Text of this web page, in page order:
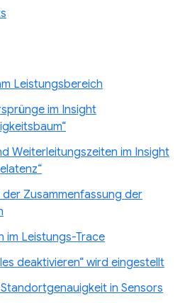
Leistungsbereich
im Insight
Weiterleitungszeiten im Insight
Zusammenfassung der
im Leistungs-Trace
deaktivieren“ wird eingestellt
in Sensors